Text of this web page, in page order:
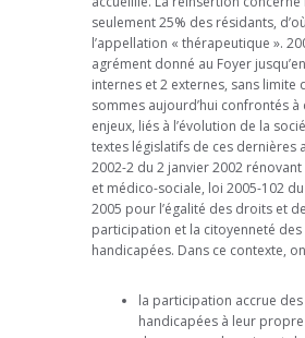
seulement 25% des résidants,
l’appellation « thérapeutique ».
agrément donné au Foyer
internes et 2 externes, sans limite
sommes aujourd’hui confrontés à
enjeux, liés à l’évolution de la
textes législatifs de ces dernières
2002-2 du 2 janvier 2002 rénovant
et médico-sociale, loi 2005-102
2005 pour l’égalité des droits et
participation et la citoyenneté
handicapées. Dans ce contexte,
la participation accrue
handicapées à leur